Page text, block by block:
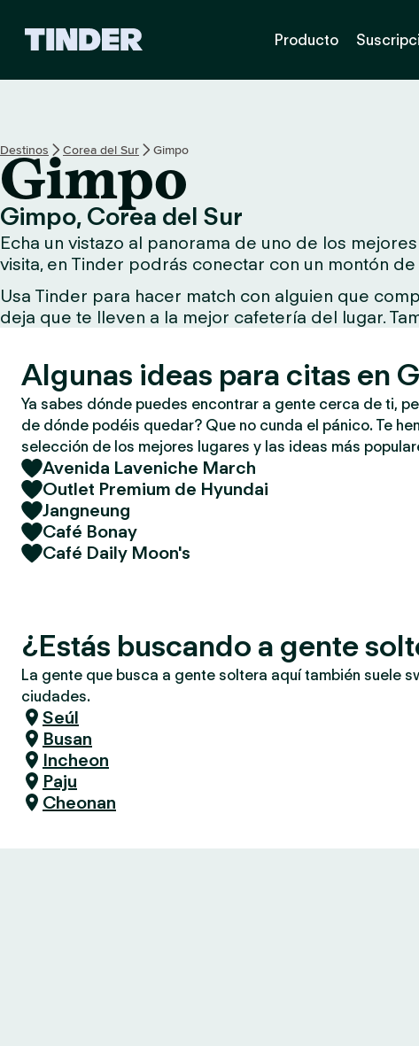
I
i
o
Producto
Destinos Corea del Sur Gimpo
Gimpo
Gimpo, Corea del Sur
Echa un vistazo al panorama de uno de los
visita, en Tinder podrás conectar con un montón
Usa Tinder para hacer match con alguien que
deja que te lleven a la mejor cafetería del lugar.
Algunas ideas para citas en
Ya sabes dónde puedes encontrar a gente cerca de ti,
de dónde podéis quedar? Que no cunda el pánico. Te
selección de los mejores lugares y las ideas más
Avenida Laveniche March
Outlet Premium de Hyundai
Jangneung
Café Bonay
Café Daily Moon's
¿Estás buscando a gente
La gente que busca a gente soltera aquí también suele
ciudades.
Seúl
Busan
Incheon
Paju
Cheonan